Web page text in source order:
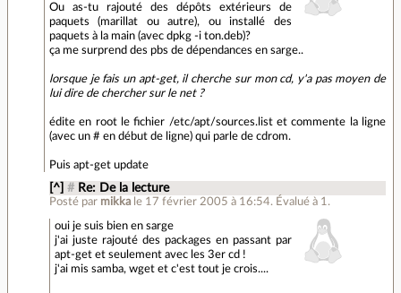
Ou as-tu rajouté des dépôts extérieurs de
paquets (marillat ou autre), ou installé des
paquets à la main (avec dpkg -i ton.deb)?
ça me surprend des pbs de dépendances en sarge..
lorsque je fais un apt-get, il cherche sur mon cd, y'a pas moyen de
lui dire de chercher sur le net ?
édite en root le fichier /etc/apt/sources.list et commente la ligne
(avec un # en début de ligne) qui parle de cdrom.
Puis apt-get update
[^] # Re: De la lecture
Posté par mikka le 17 février 2005 à 16:54. Évalué à 1 .
oui je suis bien en sarge
j'ai juste rajouté des packages en passant par
apt-get et seulement avec les 3er cd !
j'ai mis samba, wget et c'est tout je crois....